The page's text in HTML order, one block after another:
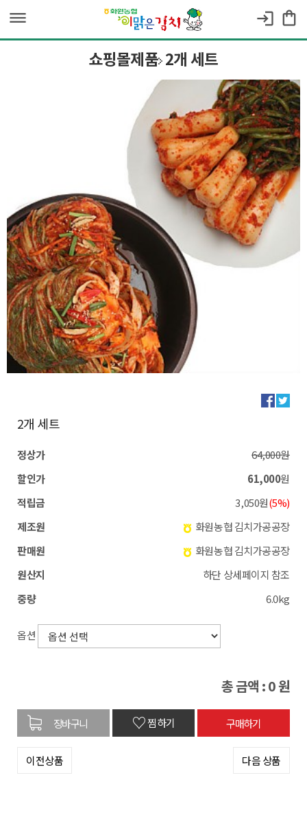
dehaze login shopping_bag
쇼핑몰제품2개 세트
2개 세트
정상가
64,000원
할인가
61,000원
적립금
3,050원(5%)
제조원
화원농협 김치가공공장
판매원
화원농협 김치가공공장
원산지
하단 상세페이지 참조
중량
6.0kg
옵션
총 금액 :0원
♡찜하기
이전상품 다음 상품